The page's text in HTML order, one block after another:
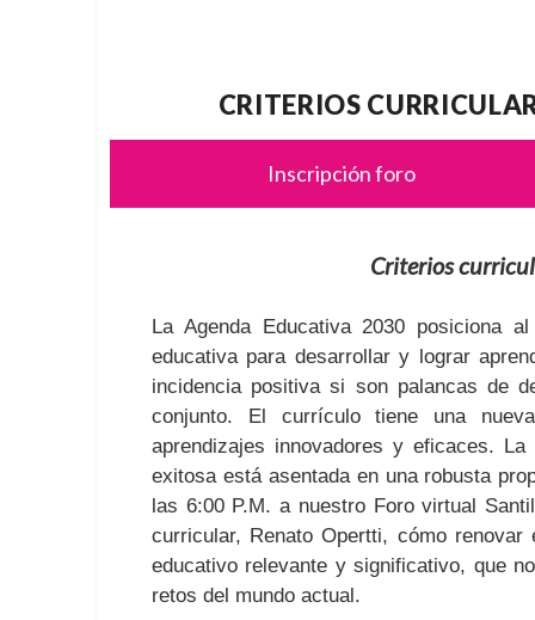
CRITERIOS
Inscripción foro
Criterios
La Agenda Educativa 2030 posiciona
educativa para desarrollar y lograr
incidencia positiva si son palancas de
conjunto. El currículo tiene una
aprendizajes innovadores y eficaces.
exitosa está asentada en una robusta
las 6:00 P.M. a nuestro Foro virtual
curricular, Renato Opertti, cómo
educativo relevante y significativo, que
retos del mundo actual.